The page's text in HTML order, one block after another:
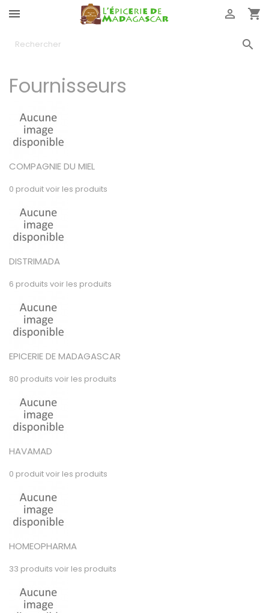
 


Fournisseurs
COMPAGNIE DU MIEL
0 produitvoir les produits
DISTRIMADA
6 produits voir les produits
EPICERIE DE MADAGASCAR
80 produits voir les produits
HAVAMAD
0 produitvoir les produits
HOMEOPHARMA
33 produits voir les produits